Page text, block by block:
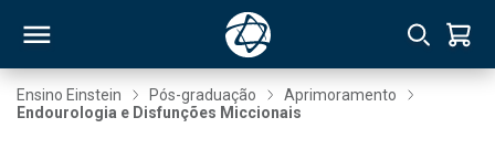
Ensino Einstein Pós-graduação
Aprimoramento
Endourologia e Disfunções Miccionais